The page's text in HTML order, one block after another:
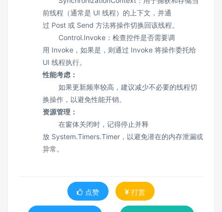
前线程（通常是 UI 线程）的上下文，并通
过 Post 或 Send 方法将操作切换回该线程。
Control.Invoke：检查控件是否需要调
用 Invoke，如果是，则通过 Invoke 将操作委托给
UI 线程执行。
性能考虑：
如果更新频率较高，建议减少不必要的线程切
换操作，以避免性能开销。
资源管理：
在窗体关闭时，记得停止并释
放 System.Timers.Timer，以避免潜在的内存泄漏或
异常。
点赞 打赏